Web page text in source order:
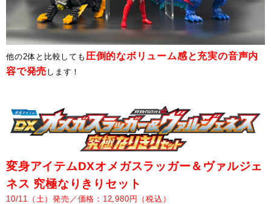
他の2体と比較しても 圧倒的なボリューム感と充実の音声内
容で発売 します！
変身アイテムDXオメガスラッガー＆ヴァルジェ
ネス 究極なりきりセット
10/11（土）発売／価格：12,980円（税込）